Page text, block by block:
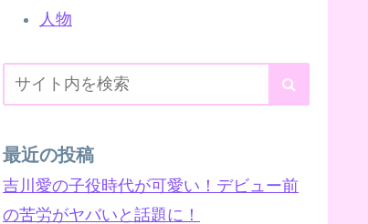
人物
最近の投稿
吉川愛の子役時代が可愛い！デビュー前
の苦労がヤバいと話題に！